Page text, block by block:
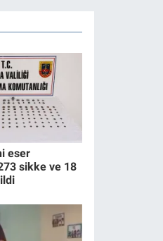
eser
sikke ve 18